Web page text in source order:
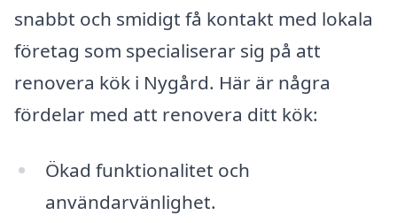
snabbt och smidigt få kontakt med lokala
företag som specialiserar sig på att
renovera kök i Nygård. Här är några
fördelar med att renovera ditt kök:
Ökad funktionalitet och
användarvänlighet.